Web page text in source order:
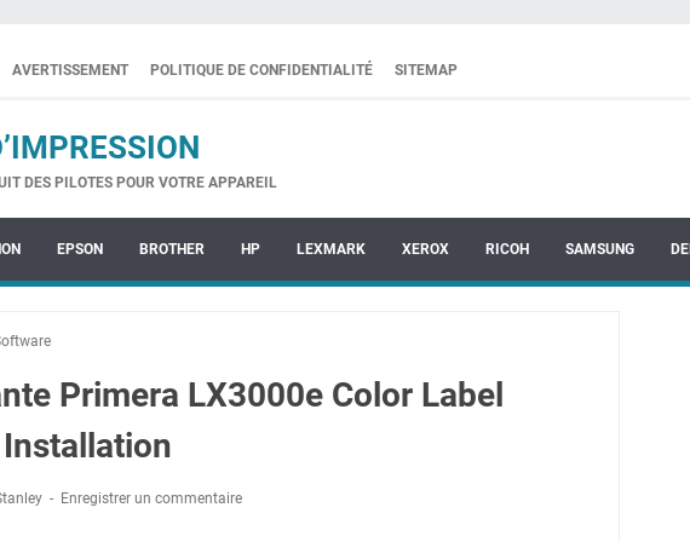
AVERTISSEMENT POLITIQUE DE CONFIDENTIALITÉ SITEMAP
DES PILOTES POUR VOTRE APPAREIL
EPSON BROTHER HP LEXMARK XEROX RICOH SAMSUNG
Primera LX3000e Color Label
Enregistrer un commentaire